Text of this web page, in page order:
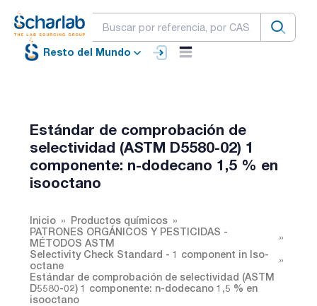
Resto del Mundo
Estándar de comprobación de
selectividad (ASTM D5580-02) 1
componente: n-dodecano 1,5 % en
isooctano
Inicio
Productos químicos
PATRONES ORGÁNICOS Y PESTICIDAS -
MÉTODOS ASTM
Selectivity Check Standard - 1 component in Iso-
octane
Estándar de comprobación de selectividad (ASTM
D5580-02) 1 componente: n-dodecano 1,5 % en
isooctano